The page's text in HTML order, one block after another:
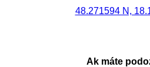
48.271594 N,
Ak máte